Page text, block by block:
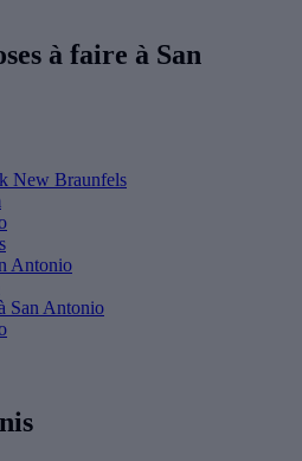
à faire à San
New Braunfels
Antonio
San Antonio